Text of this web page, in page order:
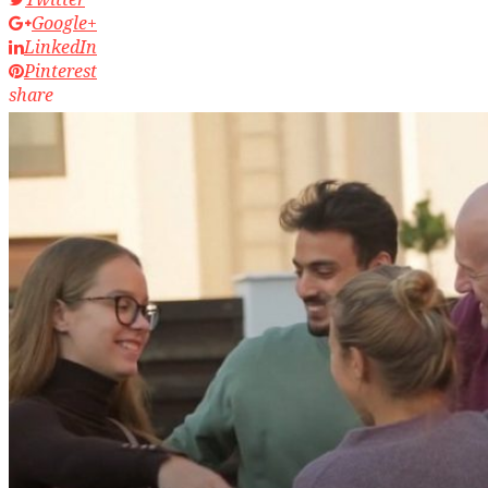
Google+
LinkedIn
Pinterest
share